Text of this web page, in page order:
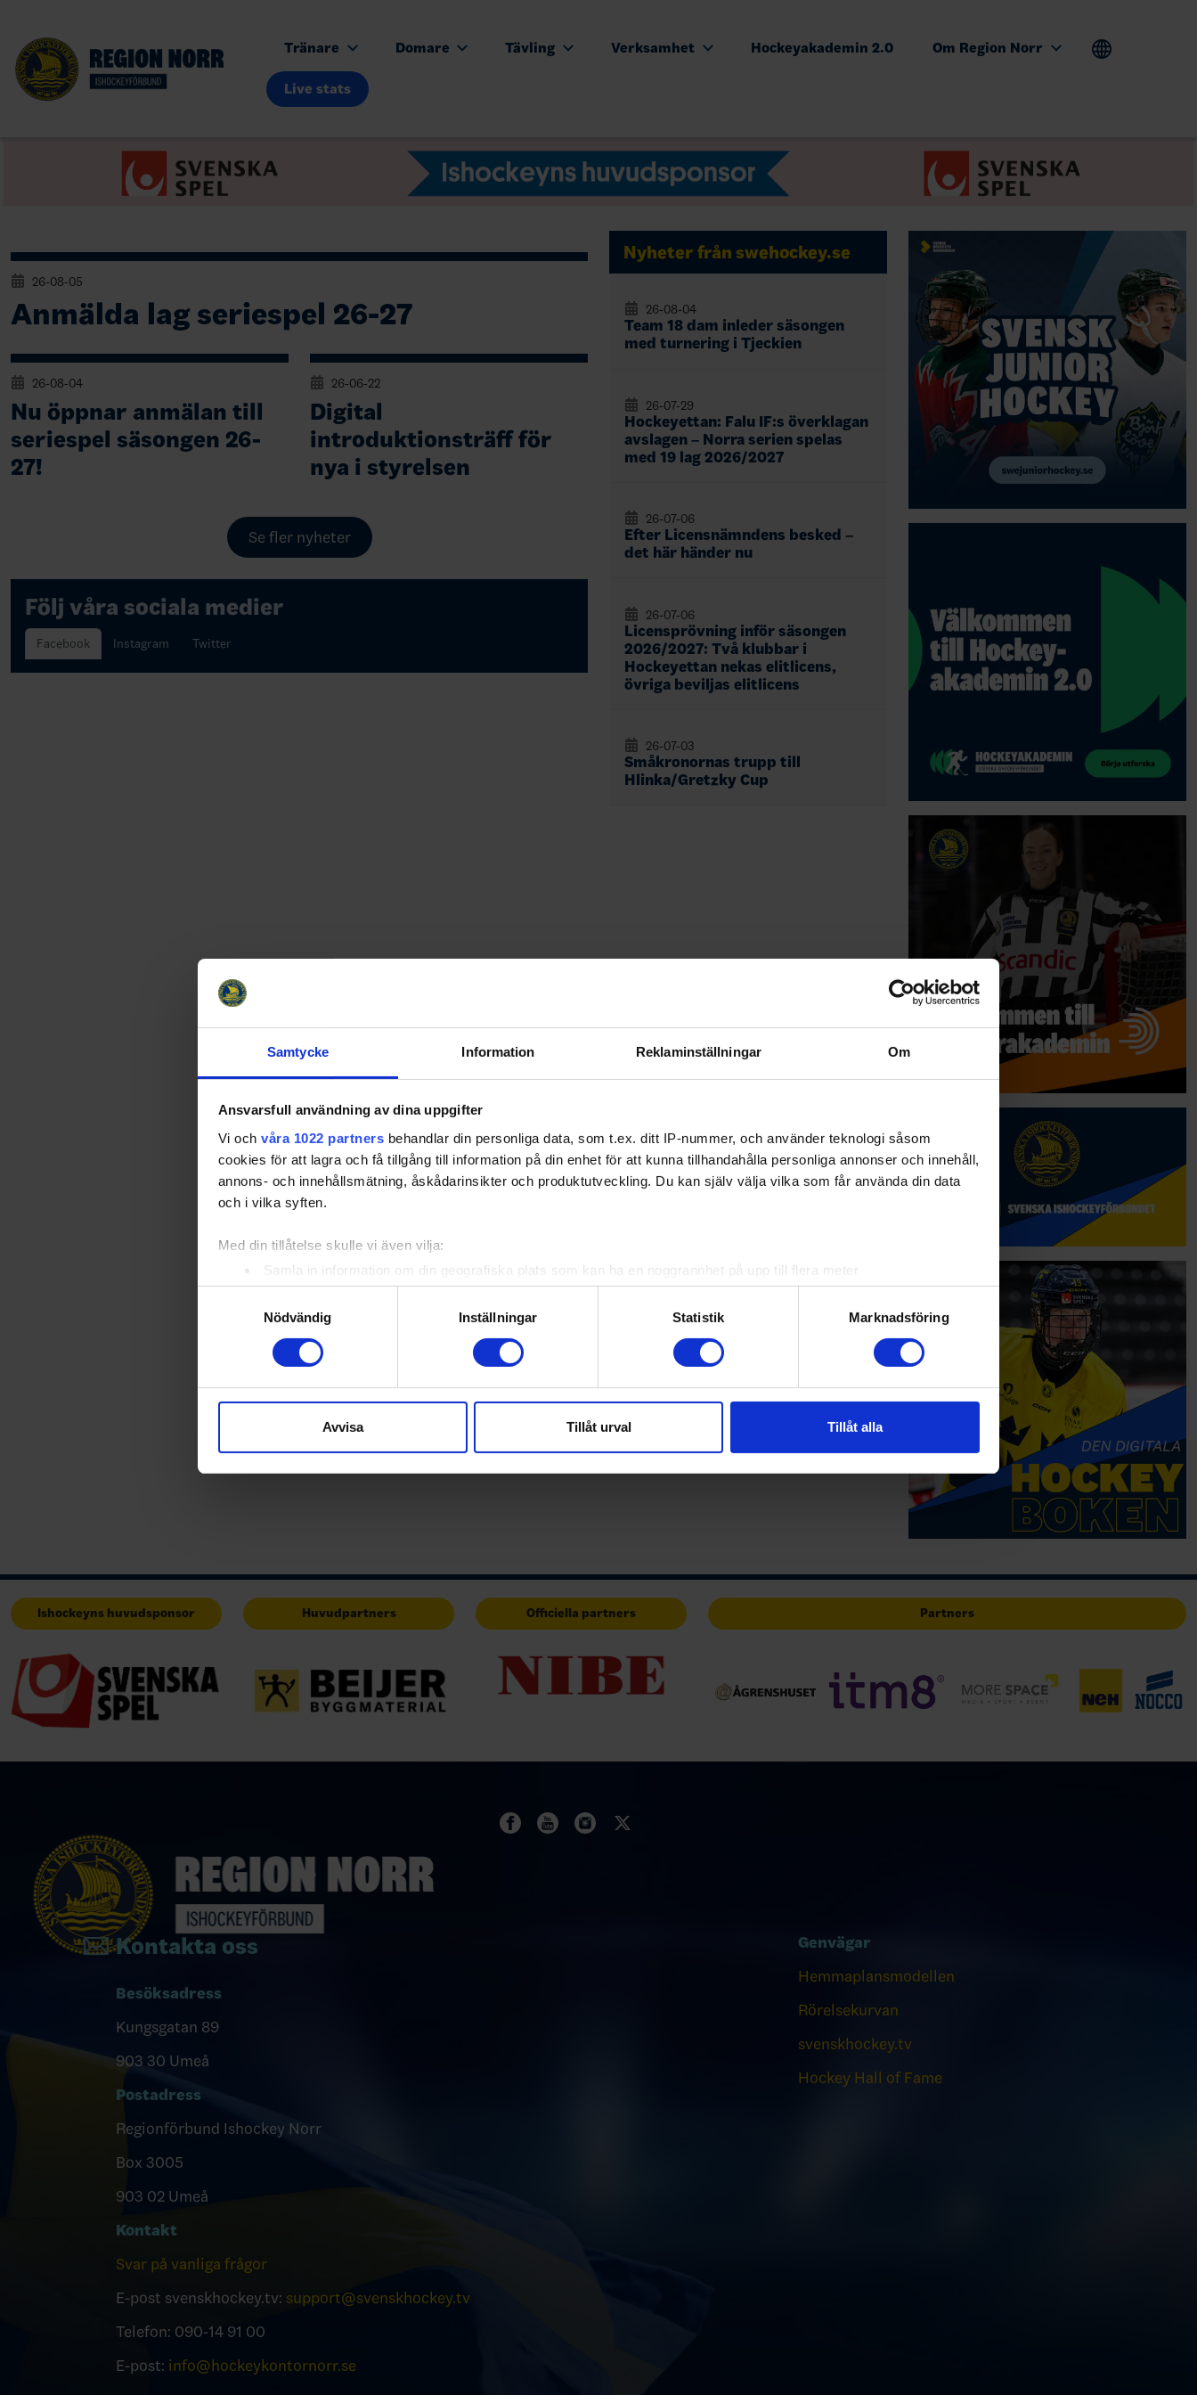
Samtycke Information Reklaminställningar Om
Ansvarsfull användning av dina uppgifter
Vi och våra 1022 partners behandlar din personliga data, som t.ex. ditt IP-nummer, och använder teknologi såsom
cookies för att lagra och få tillgång till information på din enhet för att kunna tillhandahålla personliga annonser och innehåll,
annons- och innehållsmätning, åskådarinsikter och produktutveckling. Du kan själv välja vilka som får använda din data
och i vilka syften.
Med din tillåtelse skulle vi även vilja:
Samla in information om din geografiska plats som kan ha en noggrannhet på upp till flera meter
Identifiera din enhet genom att aktivt skanna den för specifika kännetecken (fingeravtryck)
Ta reda på mer om hur dina personliga uppgifter behandlas och ställ in dina preferenser i
detaljsektionen. Du kan ändra
eller dra tillbaka ditt samtycke när som helst från cookie-förklaringen.
sociala medier och analysera vår trafik. Vi vidarebefordrar även sådana identifierare och annan information från din enhet
till de sociala medier och annons- och analysföretag som vi samarbetar med. Dessa kan i sin tur kombinera informationen
Nödvändig
Inställningar Statistik Marknadsföring
Avvisa Tillåt urval Tillåt alla
Tränare Domare Tävling Verksamhet Hockeyakademin 2.0 Om Region Norr
Live stats
Anmälda lag seriespel 26-27
26-08-05
Nu öppnar anmälan till
seriespel säsongen 26-
27!
26-08-04
Digital
introduktionsträff för
nya i styrelsen
26-06-22
Se fler nyheter
Följ våra sociala medier
Facebook Instagram Twitter
Nyheter från swehockey.se
Team 18 dam inleder säsongen
med turnering i Tjeckien
26-08-04
Hockeyettan: Falu IF:s överklagan
avslagen – Norra serien spelas
med 19 lag 2026/2027
26-07-29
Efter Licensnämndens besked –
det här händer nu
26-07-06
Licensprövning inför säsongen
2026/2027: Två klubbar i
Hockeyettan nekas elitlicens,
övriga beviljas elitlicens
26-07-06
Småkronornas trupp till
Hlinka/Gretzky Cup
26-07-03
Ishockeyns huvudsponsor Huvudpartners Officiella partners Partners
Kontakta oss
Besöksadress
Kungsgatan 89
903 30 Umeå
Postadress
Regionförbund Ishockey Norr
Box 3005
903 02 Umeå
Kontakt
Svar på vanliga frågor
E-post svenskhockey.tv: support@svenskhockey.tv
Telefon: 090-14 91 00
E-post: info@hockeykontornorr.se
Genvägar
Hemmaplansmodellen
Rörelsekurvan
svenskhockey.tv
Hockey Hall of Fame